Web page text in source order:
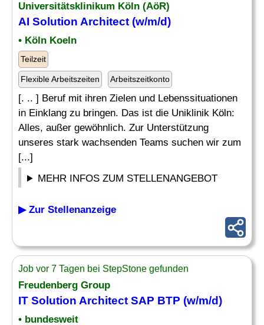
Universitätsklinikum Köln (AöR)
AI Solution Architect (w/m/d)
• Köln Koeln
Teilzeit
Flexible Arbeitszeiten Arbeitszeitkonto
[. .. ] Beruf mit ihren Zielen und Lebenssituationen
in Einklang zu bringen. Das ist die Uniklinik Köln:
Alles, außer gewöhnlich. Zur Unterstützung
unseres stark wachsenden Teams suchen wir zum
[...]
MEHR INFOS ZUM STELLENANGEBOT
▶ Zur Stellenanzeige
Job vor 7 Tagen bei StepStone gefunden
Freudenberg Group
IT Solution Architect SAP BTP (w/m/d)
• bundesweit